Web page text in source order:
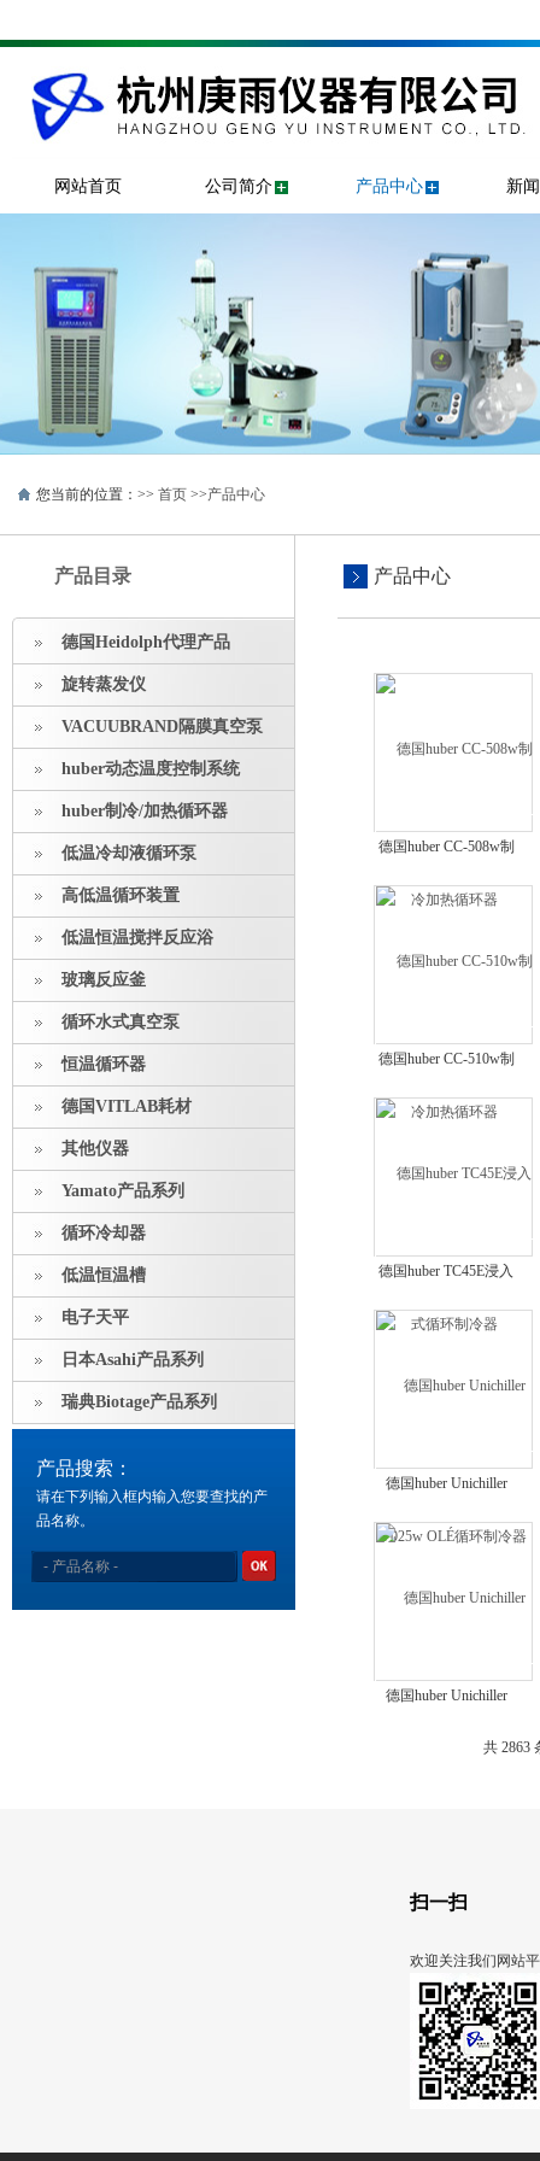
网站首页 公司简介 产品中心 新
您当前的位置：>> 首页 >>产品中心
产品目录
德国Heidolph代理产品
旋转蒸发仪
VACUUBRAND隔膜真空泵
huber动态温度控制系统
huber制冷/加热循环器
低温冷却液循环泵
高低温循环装置
低温恒温搅拌反应浴
玻璃反应釜
循环水式真空泵
恒温循环器
德国VITLAB耗材
其他仪器
Yamato产品系列
循环冷却器
低温恒温槽
电子天平
日本Asahi产品系列
瑞典Biotage产品系列
产品搜索：
请在下列输入框内输入您要查找的产
品名称。
产品中心
德国huber CC-508w制
德国huber CC-510w制
德国huber TC45E浸入
德国huber Unichiller
德国huber Unichiller
共 2863
扫一扫
欢迎关注我们网站